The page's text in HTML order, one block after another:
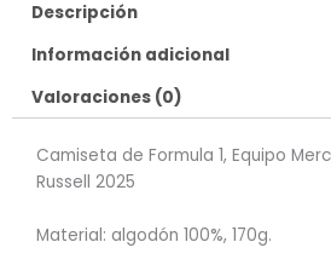
Descripción
Información adicional
Valoraciones (0)
Camiseta de Formula 1, Equipo
Russell 2025
Material: algodón 100%, 170g.